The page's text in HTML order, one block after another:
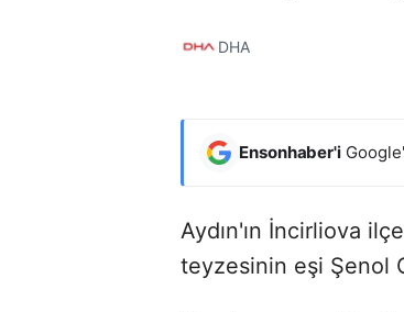
DHA
Ensonhaber'i
Aydın'ın İncirliova
teyzesinin eşi Şenol